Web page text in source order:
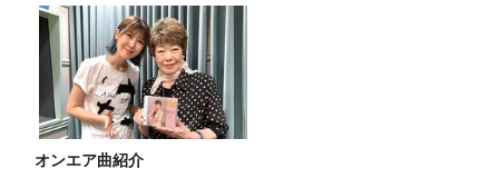
＞
オンエア曲紹介